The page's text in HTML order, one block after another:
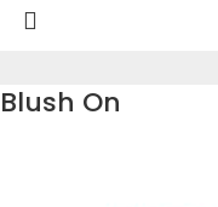
Blush On